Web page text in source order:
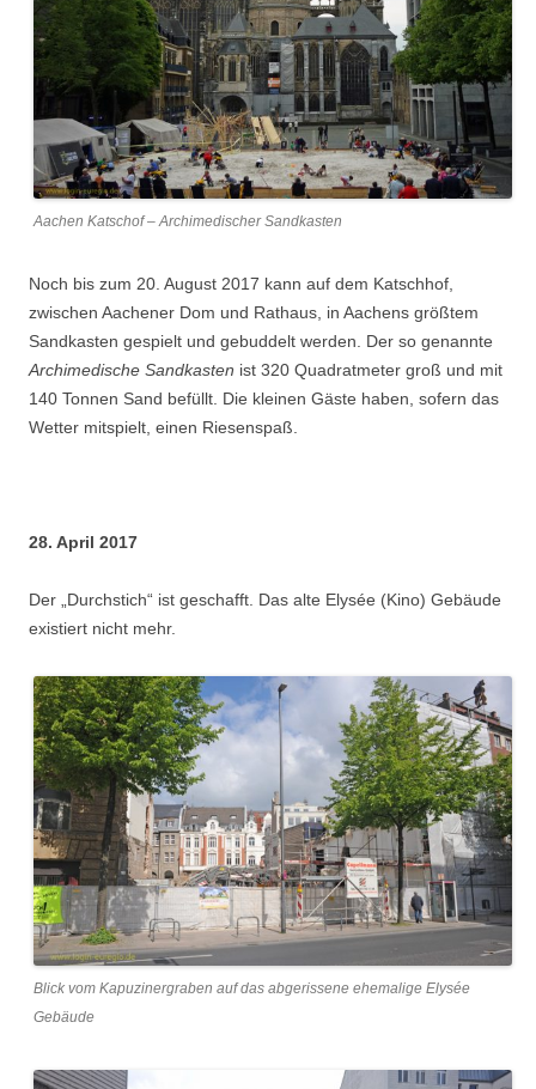
Aachen Katschof – Archimedischer Sandkasten
Noch bis zum 20. August 2017 kann auf dem Katschhof,
zwischen Aachener Dom und Rathaus, in Aachens größtem
Sandkasten gespielt und gebuddelt werden. Der so genannte
Archimedische Sandkasten ist 320 Quadratmeter groß und mit
140 Tonnen Sand befüllt. Die kleinen Gäste haben, sofern das
Wetter mitspielt, einen Riesenspaß.
28. April 2017
Der „Durchstich“ ist geschafft. Das alte Elysée (Kino) Gebäude
existiert nicht mehr.
Blick vom Kapuzinergraben auf das abgerissene ehemalige Elysée
Gebäude